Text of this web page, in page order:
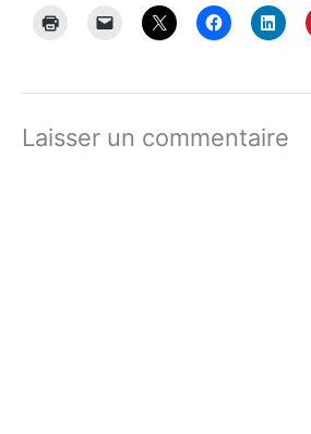
Laisser un commentaire